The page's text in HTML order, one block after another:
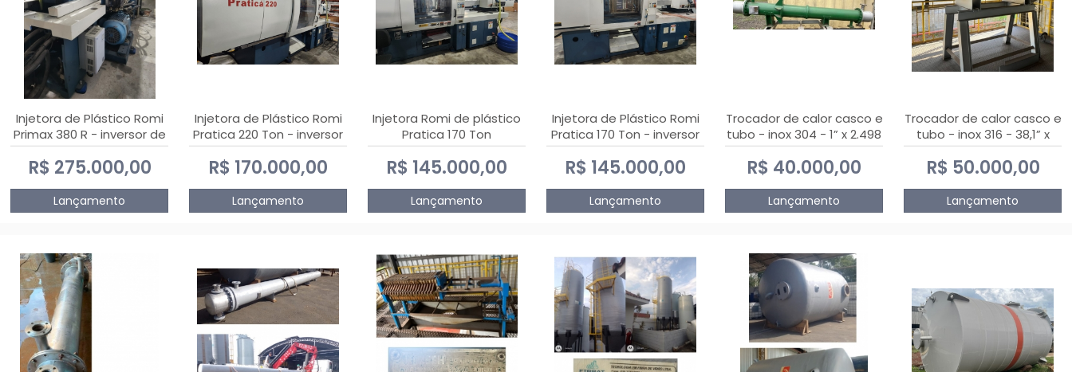
Injetora de Plástico Romi
Primax 380 R - inversor de
frequência NR 12
R$ 275.000,00
Lançamento
Injetora de Plástico Romi
Pratica 220 Ton - inversor
de frequência NR 12
R$ 170.000,00
Lançamento
Injetora Romi de plástico
Pratica 170 Ton
R$ 145.000,00
Lançamento
Injetora de Plástico Romi
Pratica 170 Ton - inversor
de frequência NR 12
R$ 145.000,00
Lançamento
Trocador de calor casco e
tubo - inox 304 - 1” x 2.498
mm
R$ 40.000,00
Lançamento
Trocador de calor casco e
tubo - inox 316 - 38,1” x
2.030 mm
R$ 50.000,00
Lançamento